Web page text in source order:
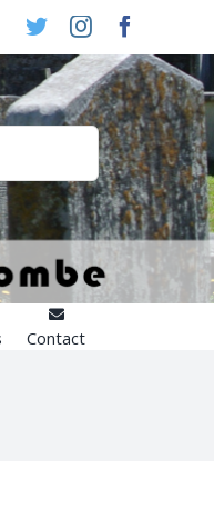
TwitterInstagram
Contact